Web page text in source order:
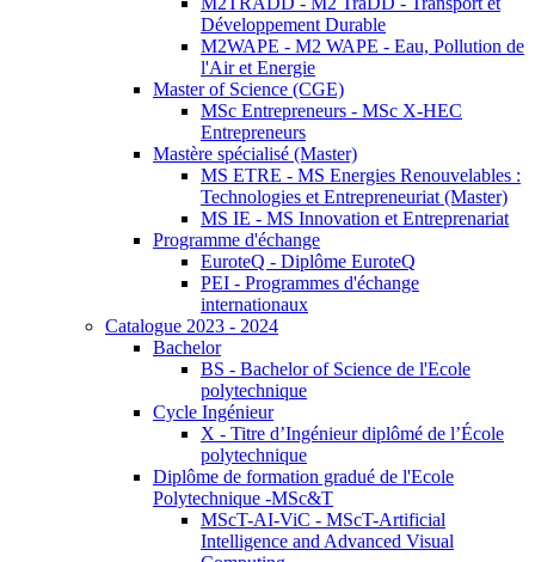
Développement Durable
M2WAPE - M2 WAPE - Eau, Pollution de
l'Air et Energie
Master of Science (CGE)
MSc Entrepreneurs - MSc X-HEC
Entrepreneurs
Mastère spécialisé (Master)
MS ETRE - MS Energies Renouvelables :
Technologies et Entrepreneuriat (Master)
MS IE - MS Innovation et Entreprenariat
Programme d'échange
EuroteQ - Diplôme EuroteQ
PEI - Programmes d'échange
internationaux
Catalogue 2023 - 2024
Bachelor
BS - Bachelor of Science de l'Ecole
polytechnique
Cycle Ingénieur
X - Titre d’Ingénieur diplômé de l’École
polytechnique
Diplôme de formation gradué de l'Ecole
Polytechnique -MSc&T
MScT-AI-ViC - MScT-Artificial
Intelligence and Advanced Visual